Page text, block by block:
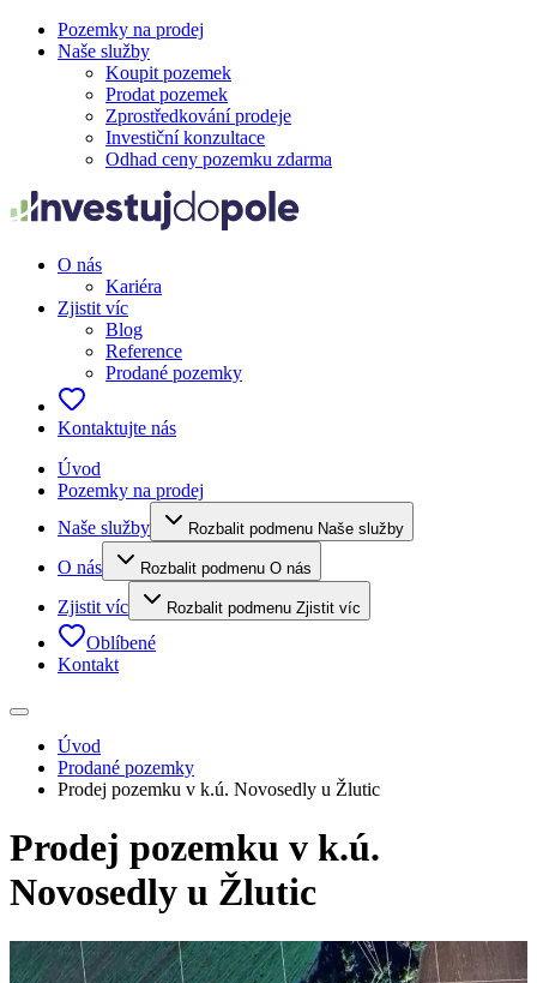
Pozemky na prodej
Naše služby
Koupit pozemek
Prodat pozemek
Zprostředkování prodeje
Investiční konzultace
Odhad ceny pozemku zdarma
O nás
Kariéra
Zjistit víc
Blog
Reference
Prodané pozemky
Kontaktujte nás
Úvod
Pozemky na prodej
Naše služby
Rozbalit podmenu Naše služby
O nás Rozbalit podmenu O nás
Zjistit víc Rozbalit podmenu Zjistit víc
Oblíbené
Kontakt
Úvod
Prodané pozemky
Prodej pozemku v k.ú. Novosedly u Žlutic
Prodej pozemku v k.ú.
Novosedly u Žlutic